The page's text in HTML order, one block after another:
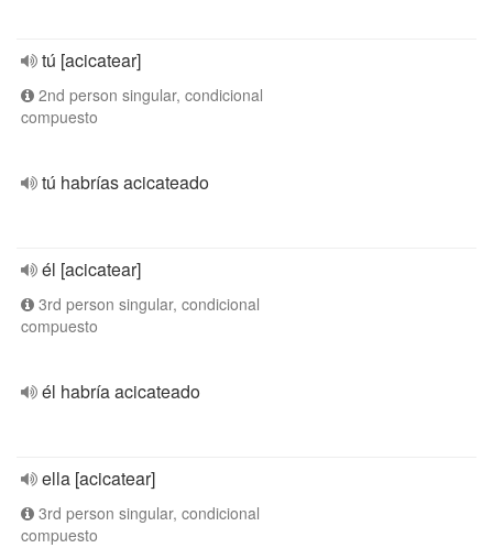
tú [acicatear]
2nd person singular, condicional
compuesto
tú habrías acicateado
él [acicatear]
3rd person singular, condicional
compuesto
él habría acicateado
ella [acicatear]
3rd person singular, condicional
compuesto